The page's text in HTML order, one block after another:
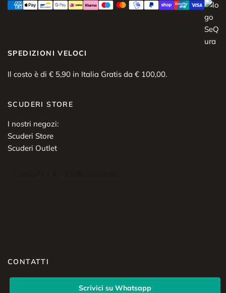
SPEDIZIONI VELOCI
Il costo è di € 5,90 in Italia Gratis da € 100,00.
SCUDERI STORE
I nostri negozi:
Scuderi Store
Scuderi Outlet
CONTATTI
Scrivici su Whatsapp